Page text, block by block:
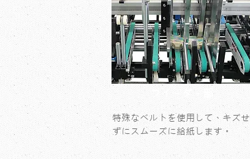
フイ－ダ－部
特殊なベルトを使用して、キズせ
ずにスムーズに給紙します。